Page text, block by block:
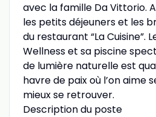
avec la famille Da Vittorio.
les petits déjeuners et les
du restaurant “La Cuisine”.
Wellness et sa piscine
de lumière naturelle est
havre de paix où l’on aime
mieux se retrouver.
Description du poste